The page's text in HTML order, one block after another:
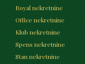
Royal nekretnine
Office nekretnine
Klub nekretnine
Spens nekretnine
Stan nekretnine